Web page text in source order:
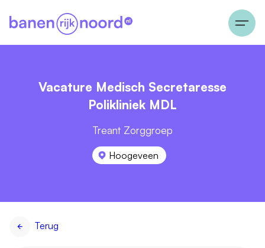
Vacature Medisch Secretaresse
Polikliniek MDL
Treant Zorggroep
Hoogeveen
Terug